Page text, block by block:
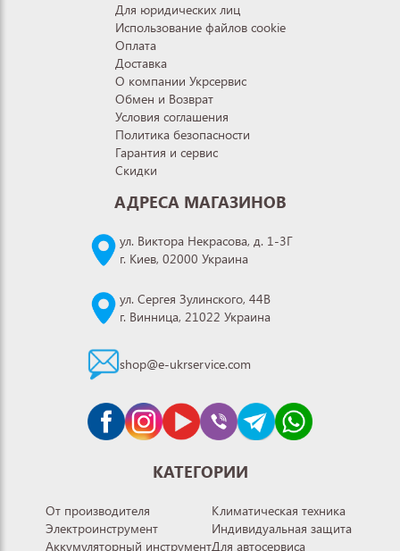
Для юридических лиц
Использование файлов cookie
Оплата
Доставка
О компании Укрсервис
Обмен и Возврат
Условия соглашения
Политика безопасности
Гарантия и сервис
Скидки
АДРЕСА МАГАЗИНОВ
ул. Виктора Некрасова, д. 1-3Г
г. Киев, 02000 Украина
ул. Сергея Зулинского, 44В
г. Винница, 21022 Украина
shop@e-ukrservice.com
КАТЕГОРИИ
От производителя
Электроинструмент
Аккумуляторный инструмент
Климатическая техника
Индивидуальная защита
Для автосервиса